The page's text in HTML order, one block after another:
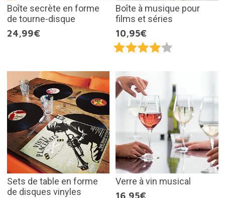
Boîte secrète en forme
de tourne-disque
24,99€
Boîte à musique pour
films et séries
10,95€
Sets de table en forme
de disques vinyles
Verre à vin musical
16,95€